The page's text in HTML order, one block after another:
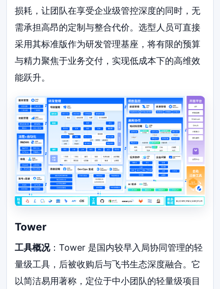
损耗，让团队在享受企业级管控深度的同时，无
需承担高昂的定制与整合代价。选型人员可直接
采用其标准版作为研发管理基座，将有限的预算
与精力聚焦于业务交付，实现低成本下的高维效
能跃升。
Tower
工具概况：Tower 是国内较早入局协同管理的轻
量级工具，后被收购后与飞书生态深度融合。它
以简洁易用著称，定位于中小团队的轻量级项目